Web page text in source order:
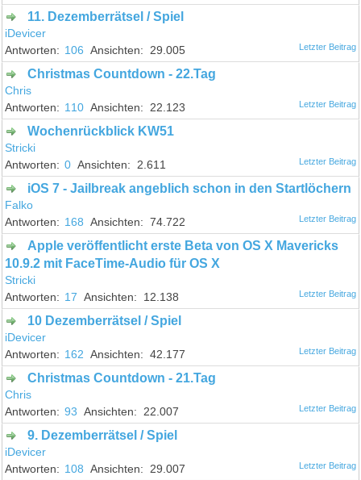
11. Dezemberrätsel / Spiel
iDevicer
106
29.005
Christmas Countdown - 22.Tag
Chris
110
22.123
Wochenrückblick KW51
Stricki
0
2.611
iOS 7 - Jailbreak angeblich schon in den Startlöchern
Falko
168
74.722
Apple veröffentlicht erste Beta von OS X Mavericks
10.9.2 mit FaceTime-Audio für OS X
Stricki
17
12.138
10 Dezemberrätsel / Spiel
iDevicer
162
42.177
Christmas Countdown - 21.Tag
Chris
93
22.007
9. Dezemberrätsel / Spiel
iDevicer
108
29.007